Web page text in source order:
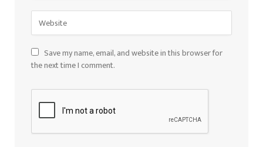
Save my name, email, and website in this browser for
the next time I comment.